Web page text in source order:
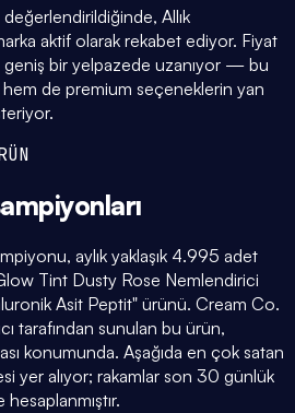
değerlendirildiğinde, Allık
aktif olarak rekabet ediyor. Fiyat
geniş bir yelpazede uzanıyor — bu
de premium seçeneklerin yan
aylık yaklaşık 4.995 adet
Tint Dusty Rose Nemlendirici
Asit Peptit" ürünü. Cream Co.
tarafından sunulan bu ürün,
konumunda. Aşağıda en çok satan
yer alıyor; rakamlar son 30 günlük